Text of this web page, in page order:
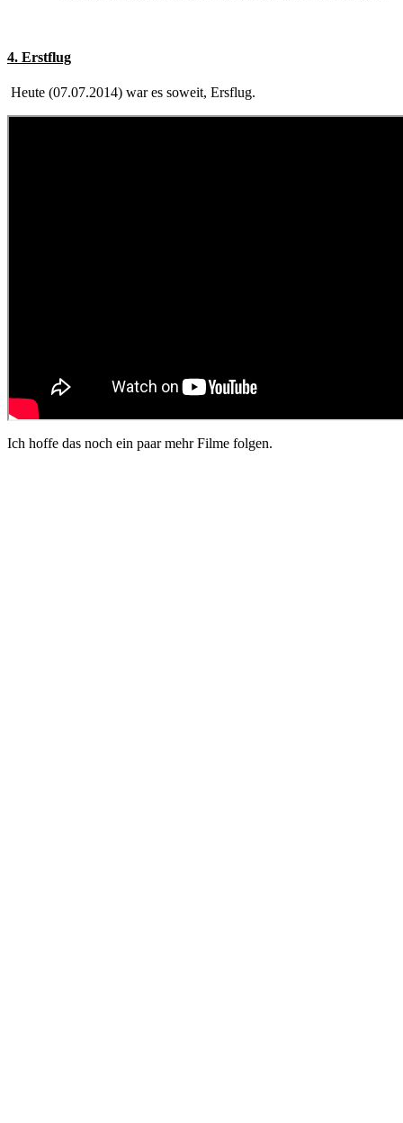
4. Erstflug
Heute (07.07.2014) war es soweit, Ersflug.
Ich hoffe das noch ein paar mehr Filme folgen.